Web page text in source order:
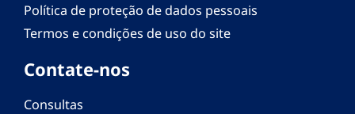
Política de proteção de dados pessoais
Termos e condições de uso do site
Contate-nos
Consultas